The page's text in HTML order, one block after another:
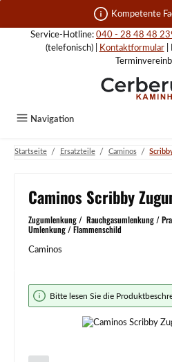
Zum Hauptinhalt springen Kompetente
Service-Hotline: 040 - 28 48 48
(telefonisch) |
Kontaktformular|
Navigation
Startseite / Ersatzteile / Caminos /
Caminos Scribby
Zugumlenkung / Rauchgasumlenkung /
Umlenkung / Flammenschild
Caminos
Bildergalerie überspringen
Bitte lesen Sie die